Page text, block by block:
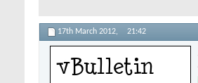
17th March 2012, 21:42